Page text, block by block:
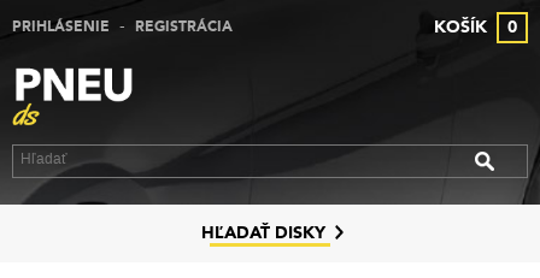
PRIHLÁSENIE - REGISTRÁCIA KOŠÍK 0
VÝPREDAJ PNEUMATÍK
VÝPREDAJ ALU DISKOV
VÝPREDAJ PLECHOVÝCH DISKOV
HĽADAŤ DISKY